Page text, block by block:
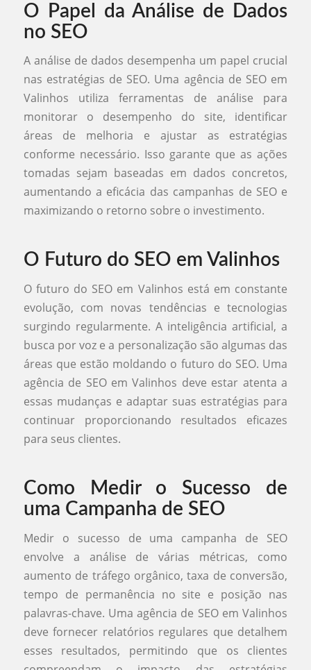
O Papel da Análise de Dados
no SEO
A análise de dados desempenha um papel crucial
nas estratégias de SEO. Uma agência de SEO em
Valinhos utiliza ferramentas de análise para
monitorar o desempenho do site, identificar
áreas de melhoria e ajustar as estratégias
conforme necessário. Isso garante que as ações
tomadas sejam baseadas em dados concretos,
aumentando a eficácia das campanhas de SEO e
maximizando o retorno sobre o investimento.
O Futuro do SEO em Valinhos
O futuro do SEO em Valinhos está em constante
evolução, com novas tendências e tecnologias
surgindo regularmente. A inteligência artificial, a
busca por voz e a personalização são algumas das
áreas que estão moldando o futuro do SEO. Uma
agência de SEO em Valinhos deve estar atenta a
essas mudanças e adaptar suas estratégias para
continuar proporcionando resultados eficazes
para seus clientes.
Como Medir o Sucesso de
uma Campanha de SEO
Medir o sucesso de uma campanha de SEO
envolve a análise de várias métricas, como
aumento de tráfego orgânico, taxa de conversão,
tempo de permanência no site e posição nas
palavras-chave. Uma agência de SEO em Valinhos
deve fornecer relatórios regulares que detalhem
esses resultados, permitindo que os clientes